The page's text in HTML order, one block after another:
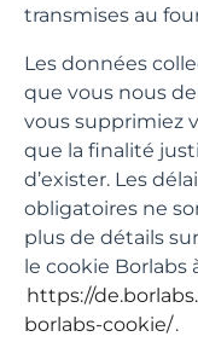
transmises au
Les données
que vous nous
vous supprimiez
que la finalité
d’exister. Les
obligatoires ne
plus de détails
le cookie Borlabs
https://
borlabs-cookie/.